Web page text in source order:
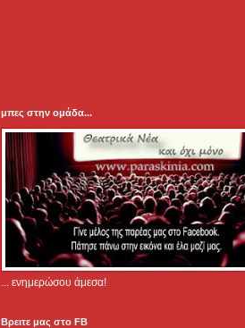
μπες στην ομάδα...
... ενημερώσου άμεσα!
Βρειτε μας στο FB